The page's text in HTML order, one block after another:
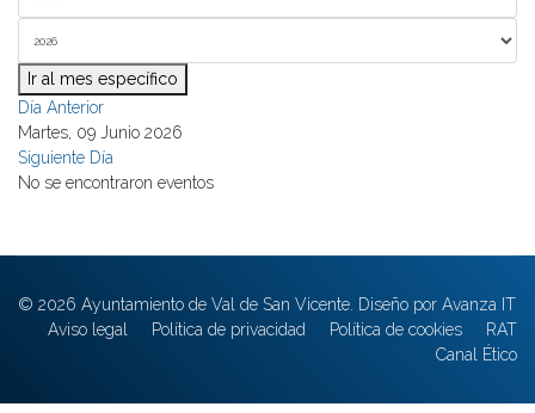
Ir al mes específico
Día Anterior
Martes, 09 Junio 2026
Siguiente Día
No se encontraron eventos
© 2026 Ayuntamiento de Val de San Vicente. Diseño por Avanza IT
Aviso legal
Política de privacidad Política de cookies
RAT
Canal Ético